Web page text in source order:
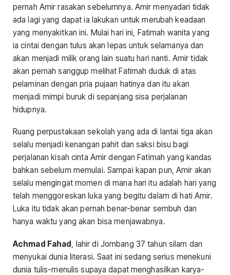
pernah Amir rasakan sebelumnya. Amir menyadari tidak
ada lagi yang dapat ia lakukan untuk merubah keadaan
yang menyakitkan ini. Mulai hari ini, Fatimah wanita yang
ia cintai dengan tulus akan lepas untuk selamanya dan
akan menjadi milik orang lain suatu hari nanti. Amir tidak
akan pernah sanggup melihat Fatimah duduk di atas
pelaminan dengan pria pujaan hatinya dan itu akan
menjadi mimpi buruk di sepanjang sisa perjalanan
hidupnya.
Ruang perpustakaan sekolah yang ada di lantai tiga akan
selalu menjadi kenangan pahit dan saksi bisu bagi
perjalanan kisah cinta Amir dengan Fatimah yang kandas
bahkan sebelum memulai. Sampai kapan pun, Amir akan
selalu mengingat momen di mana hari itu adalah hari yang
telah menggoreskan luka yang begitu dalam di hati Amir.
Luka itu tidak akan pernah benar-benar sembuh dan
hanya waktu yang akan bisa menjawabnya.
Achmad Fahad , lahir di Jombang 37 tahun silam dan
menyukai dunia literasi. Saat ini sedang serius menekuni
dunia tulis-menulis supaya dapat menghasilkan karya-